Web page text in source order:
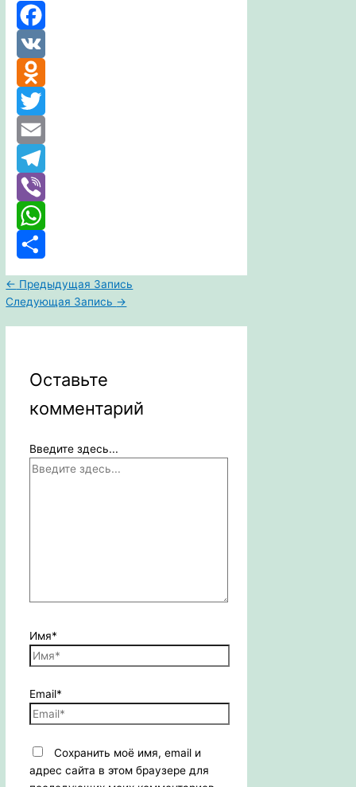
Facebook
VK
Odnoklassniki
Twitter
Email
Telegram
Viber
WhatsApp
Отправить
← Предыдущая Запись
Следующая Запись →
Оставьте
комментарий
Введите здесь...
Имя*
Email*
Сохранить моё имя, email и
адрес сайта в этом браузере для